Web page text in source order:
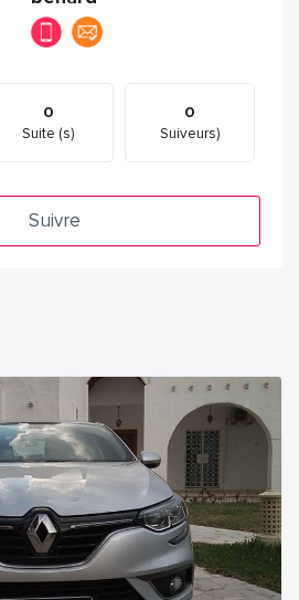
0
Suite (s)
0
Suiveurs)
Suivre